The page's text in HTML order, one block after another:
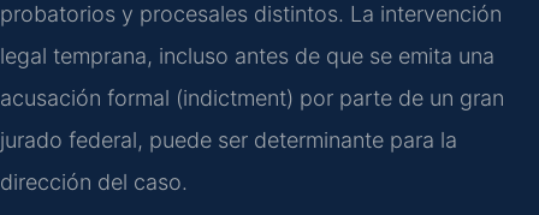
probatorios y procesales distintos. La intervención
legal temprana, incluso antes de que se emita una
acusación formal (indictment) por parte de un gran
jurado federal, puede ser determinante para la
dirección del caso.